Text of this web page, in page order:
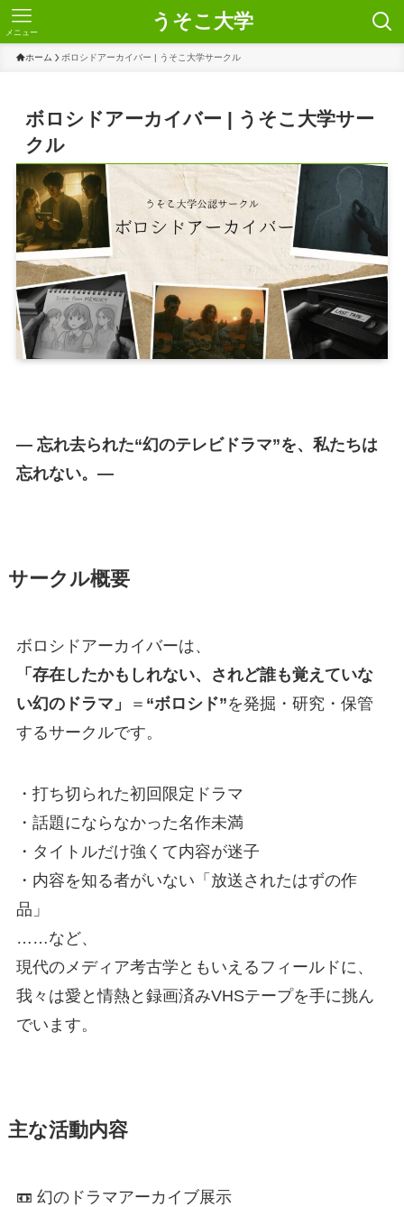
うそこ大学
メニュー
ホーム ボロシドアーカイバー | うそこ大学サークル
ボロシドアーカイバー | うそこ大学サー
クル
― 忘れ去られた“幻のテレビドラマ”を、私たちは
忘れない。―
サークル概要
ボロシドアーカイバーは、
「存在したかもしれない、されど誰も覚えていな
い幻のドラマ」
＝ “ボロシド”を発掘・研究・保管
するサークルです。
・打ち切られた初回限定ドラマ
・話題にならなかった名作未満
・タイトルだけ強くて内容が迷子
・内容を知る者がいない「放送されたはずの作
品」
……など、
現代のメディア考古学ともいえるフィールドに、
我々は愛と情熱と録画済みVHSテープを手に挑ん
でいます。
主な活動内容
📼 幻のドラマアーカイブ展示